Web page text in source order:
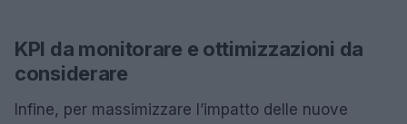
KPI da monitorare e ottimizzazioni da
considerare
Infine, per massimizzare l’impatto delle nuove